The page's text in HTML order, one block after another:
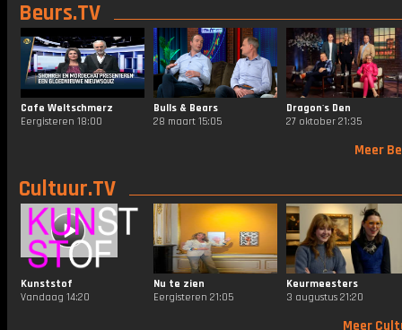
Beurs.TV
Cafe Weltschmerz
Eergisteren 18:00
Bulls & Bears
28 maart 15:05
Dragon's Den
27 oktober 21:35
Meer
Cultuur.TV
Kunststof
Vandaag 14:20
Nu te zien
Eergisteren 21:05
Keurmeesters
3 augustus 21:20
Meer